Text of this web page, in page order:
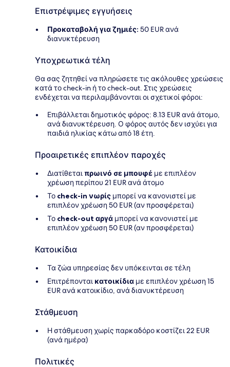
Επιστρέψιμες εγγυήσεις
Προκαταβολή για ζημιές: 50 EUR ανά
διανυκτέρευση
Υποχρεωτικά τέλη
Θα σας ζητηθεί να πληρώσετε τις ακόλουθες χρεώσεις
κατά το check-in ή το check-out. Στις χρεώσεις
ενδέχεται να περιλαμβάνονται οι σχετικοί φόροι:
Επιβάλλεται δημοτικός φόρος: 8.13 EUR ανά άτομο,
ανά διανυκτέρευση. Ο φόρος αυτός δεν ισχύει για
παιδιά ηλικίας κάτω από 18 έτη.
Προαιρετικές επιπλέον παροχές
Διατίθεταιπρωινό σε μπουφέ με επιπλέον
χρέωση περίπου 21 EUR ανά άτομο
Το check-in νωρίς μπορεί να κανονιστεί με
επιπλέον χρέωση 50 EUR (αν προσφέρεται)
Το check-out αργά μπορεί να κανονιστεί με
επιπλέον χρέωση 50 EUR (αν προσφέρεται)
Κατοικίδια
Τα ζώα υπηρεσίας δεν υπόκεινται σε τέλη
Επιτρέπονται κατοικίδια με επιπλέον χρέωση 15
EUR ανά κατοικίδιο, ανά διανυκτέρευση
Στάθμευση
Η στάθμευση χωρίς παρκαδόρο κοστίζει 22 EUR
(ανά ημέρα)
Πολιτικές